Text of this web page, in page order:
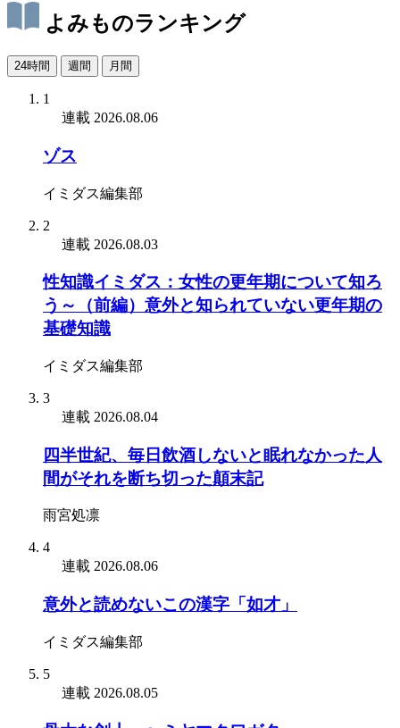
よみものランキング
24時間 週間 月間
1
連載 2026.08.06
ゾス
イミダス編集部
2
連載 2026.08.03
性知識イミダス：女性の更年期について知ろ
う～（前編）意外と知られていない更年期の
基礎知識
イミダス編集部
3
連載 2026.08.04
四半世紀、毎日飲酒しないと眠れなかった人
間がそれを断ち切った顛末記
雨宮処凛
4
連載 2026.08.06
意外と読めないこの漢字「如才」
イミダス編集部
5
連載 2026.08.05